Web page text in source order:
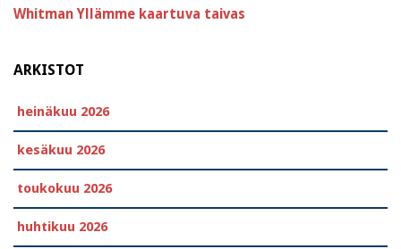
Whitman Yllämme kaartuva taivas
ARKISTOT
heinäkuu 2026
kesäkuu 2026
toukokuu 2026
huhtikuu 2026